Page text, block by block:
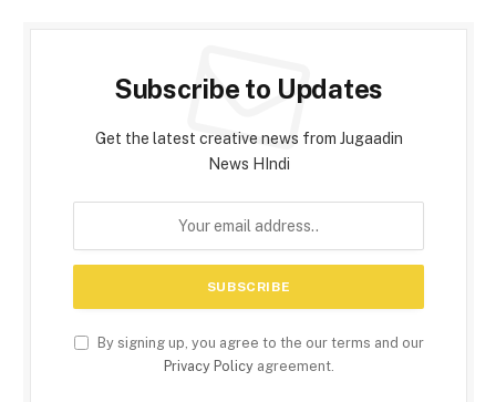
Subscribe to Updates
Get the latest creative news from Jugaadin
News HIndi
By signing up, you agree to the our terms and our
Privacy Policyagreement.